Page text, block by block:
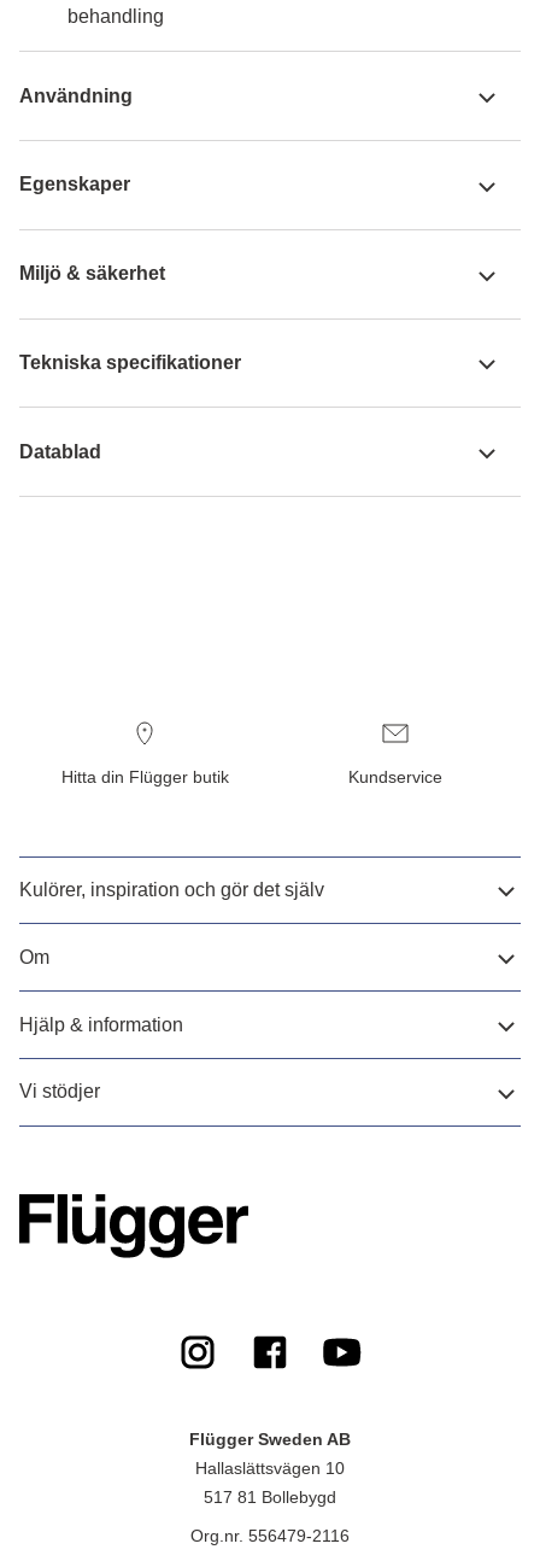
behandling
Användning
Egenskaper
Miljö & säkerhet
Tekniska specifikationer
Datablad
Hitta din Flügger butik Kundservice
Kulörer, inspiration och gör det själv
Om
Hjälp & information
Vi stödjer
Flügger Sweden AB
Hallaslättsvägen 10
517 81 Bollebygd
Org.nr. 556479-2116